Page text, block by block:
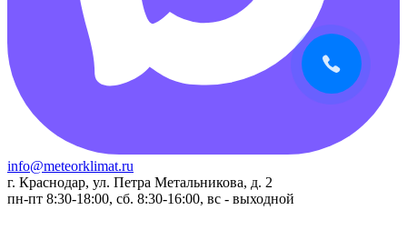
info@meteorklimat.ru
г. Краснодар, ул. Петра Метальникова, д. 2
пн-пт 8:30-18:00, сб. 8:30-16:00, вс - выходной